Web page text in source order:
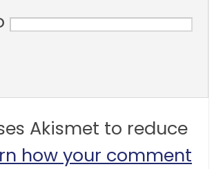
Akismet to reduce
how your comment